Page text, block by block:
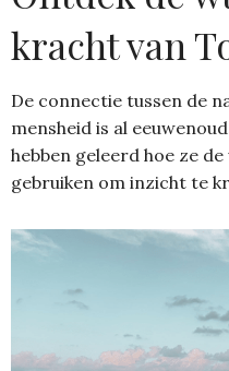
kracht van
De connectie tussen de
mensheid is al
hebben geleerd hoe ze
gebruiken om inzicht te